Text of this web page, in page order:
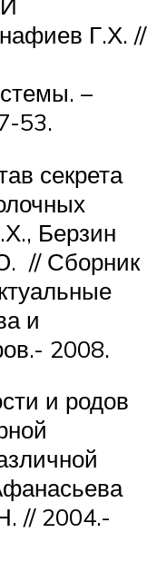
Г.Х. //
–
53.
секрета
Берзин
// Сборник
и
2008.
и родов
// 2004.-